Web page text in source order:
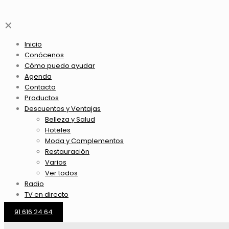
✕
Inicio
Conócenos
Cómo puedo ayudar
Agenda
Contacta
Productos
Descuentos y Ventajas
Belleza y Salud
Hoteles
Moda y Complementos
Restauración
Varios
Ver todos
Radio
TV en directo
91 616 24 64